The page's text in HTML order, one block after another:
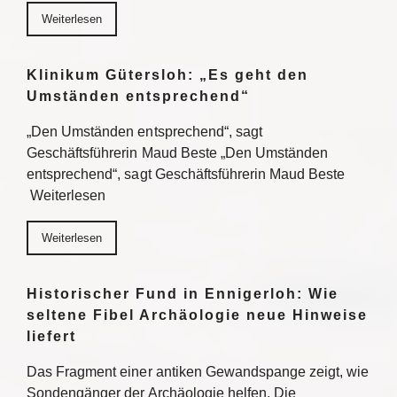
Weiterlesen
Klinikum Gütersloh: „Es geht den
Umständen entsprechend“
„Den Umständen entsprechend“, sagt
Geschäftsführerin Maud Beste „Den Umständen
entsprechend“, sagt Geschäftsführerin Maud Beste
Weiterlesen
Weiterlesen
Historischer Fund in Ennigerloh: Wie
seltene Fibel Archäologie neue Hinweise
liefert
Das Fragment einer antiken Gewandspange zeigt, wie
Sondengänger der Archäologie helfen. Die